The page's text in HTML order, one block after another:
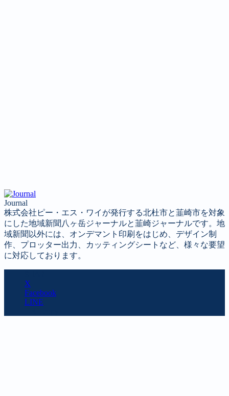
Journal
株式会社ピー・エス・ワイが発行する北杜市と韮崎市を対象
にした地域新聞八ヶ岳ジャーナルと韮崎ジャーナルです。地
域新聞以外には、オンデマント印刷をはじめ、デザイン制
作、プロッター出力、カッティングシートなど、様々な要望
に対応しております。
X
Facebook
LINE